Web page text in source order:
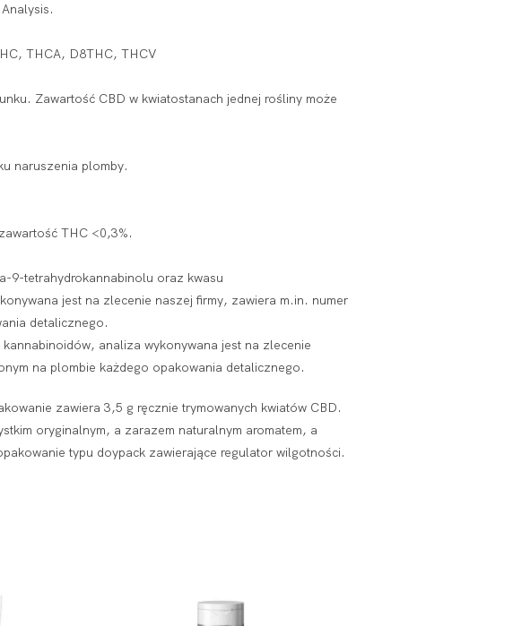
THCA, D8THC, THCV
Zawartość CBD w kwiatostanach jednej rośliny może
naruszenia plomby.
THC <0,3%.
9-tetrahydrokannabinolu oraz kwasu
jest na zlecenie naszej firmy, zawiera m.in. numer
detalicznego.
analiza wykonywana jest na zlecenie
na plombie każdego opakowania detalicznego.
zawiera 3,5 g ręcznie trymowanych kwiatów CBD.
oryginalnym, a zarazem naturalnym aromatem, a
typu doypack zawierające regulator wilgotności.